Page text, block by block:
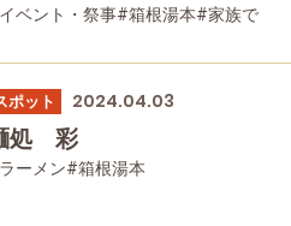
ベント・祭事#箱根湯本#家族で
ポット 2024.04.03
処 彩
ーメン#箱根湯本